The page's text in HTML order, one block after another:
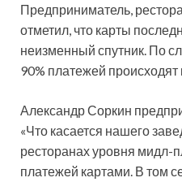
Предприниматель,
отметил, что карты
неизменный спутник. По
90% платежей происходят
Александр Соркин
«Что касается нашего
ресторанах уровня мидл-
платежей картами. В том